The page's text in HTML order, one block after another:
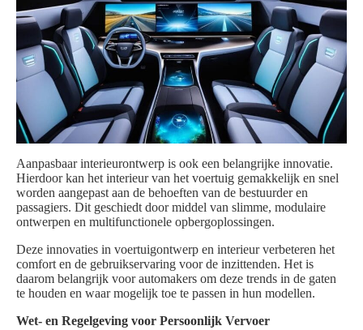
Aanpasbaar interieurontwerp is ook een belangrijke innovatie.
Hierdoor kan het interieur van het voertuig gemakkelijk en snel
worden aangepast aan de behoeften van de bestuurder en
passagiers. Dit geschiedt door middel van slimme, modulaire
ontwerpen en multifunctionele opbergoplossingen.
Deze innovaties in voertuigontwerp en interieur verbeteren het
comfort en de gebruikservaring voor de inzittenden. Het is
daarom belangrijk voor automakers om deze trends in de gaten
te houden en waar mogelijk toe te passen in hun modellen.
Wet- en Regelgeving voor Persoonlijk Vervoer